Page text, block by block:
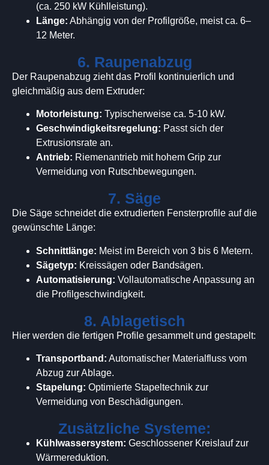
(ca. 250 kW Kühlleistung).
Länge: Abhängig von der Profilgröße, meist ca. 6–
12 Meter.
6. Raupenabzug
Der Raupenabzug zieht das Profil kontinuierlich und
gleichmäßig aus dem Extruder:
Motorleistung: Typischerweise ca. 5-10 kW.
Geschwindigkeitsregelung: Passt sich der
Extrusionsrate an.
Antrieb: Riemenantrieb mit hohem Grip zur
Vermeidung von Rutschbewegungen.
7. Säge
Die Säge schneidet die extrudierten Fensterprofile auf die
gewünschte Länge:
Schnittlänge: Meist im Bereich von 3 bis 6 Metern.
Sägetyp: Kreissägen oder Bandsägen.
Automatisierung: Vollautomatische Anpassung an
die Profilgeschwindigkeit.
8. Ablagetisch
Hier werden die fertigen Profile gesammelt und gestapelt:
Transportband: Automatischer Materialfluss vom
Abzug zur Ablage.
Stapelung: Optimierte Stapeltechnik zur
Vermeidung von Beschädigungen.
Zusätzliche Systeme:
Kühlwassersystem: Geschlossener Kreislauf zur
Wärmereduktion.